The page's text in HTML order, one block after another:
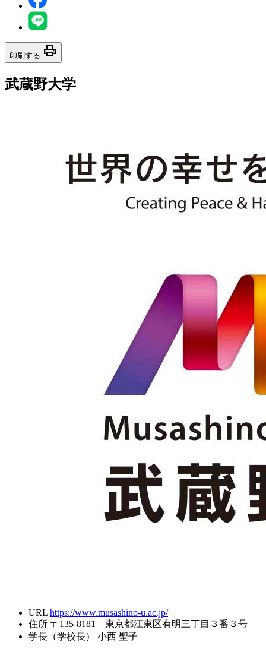
印刷する print
武蔵野大学
URL https://www.musashino-u.ac.jp/
住所 〒135-8181 東京都江東区有明三丁目３番３号
学長（学校長）
小西 聖子